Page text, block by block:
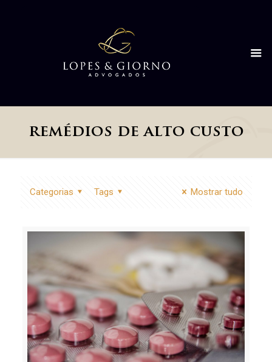
remédios de alto custo
Categorias Tags Mostrar tudo